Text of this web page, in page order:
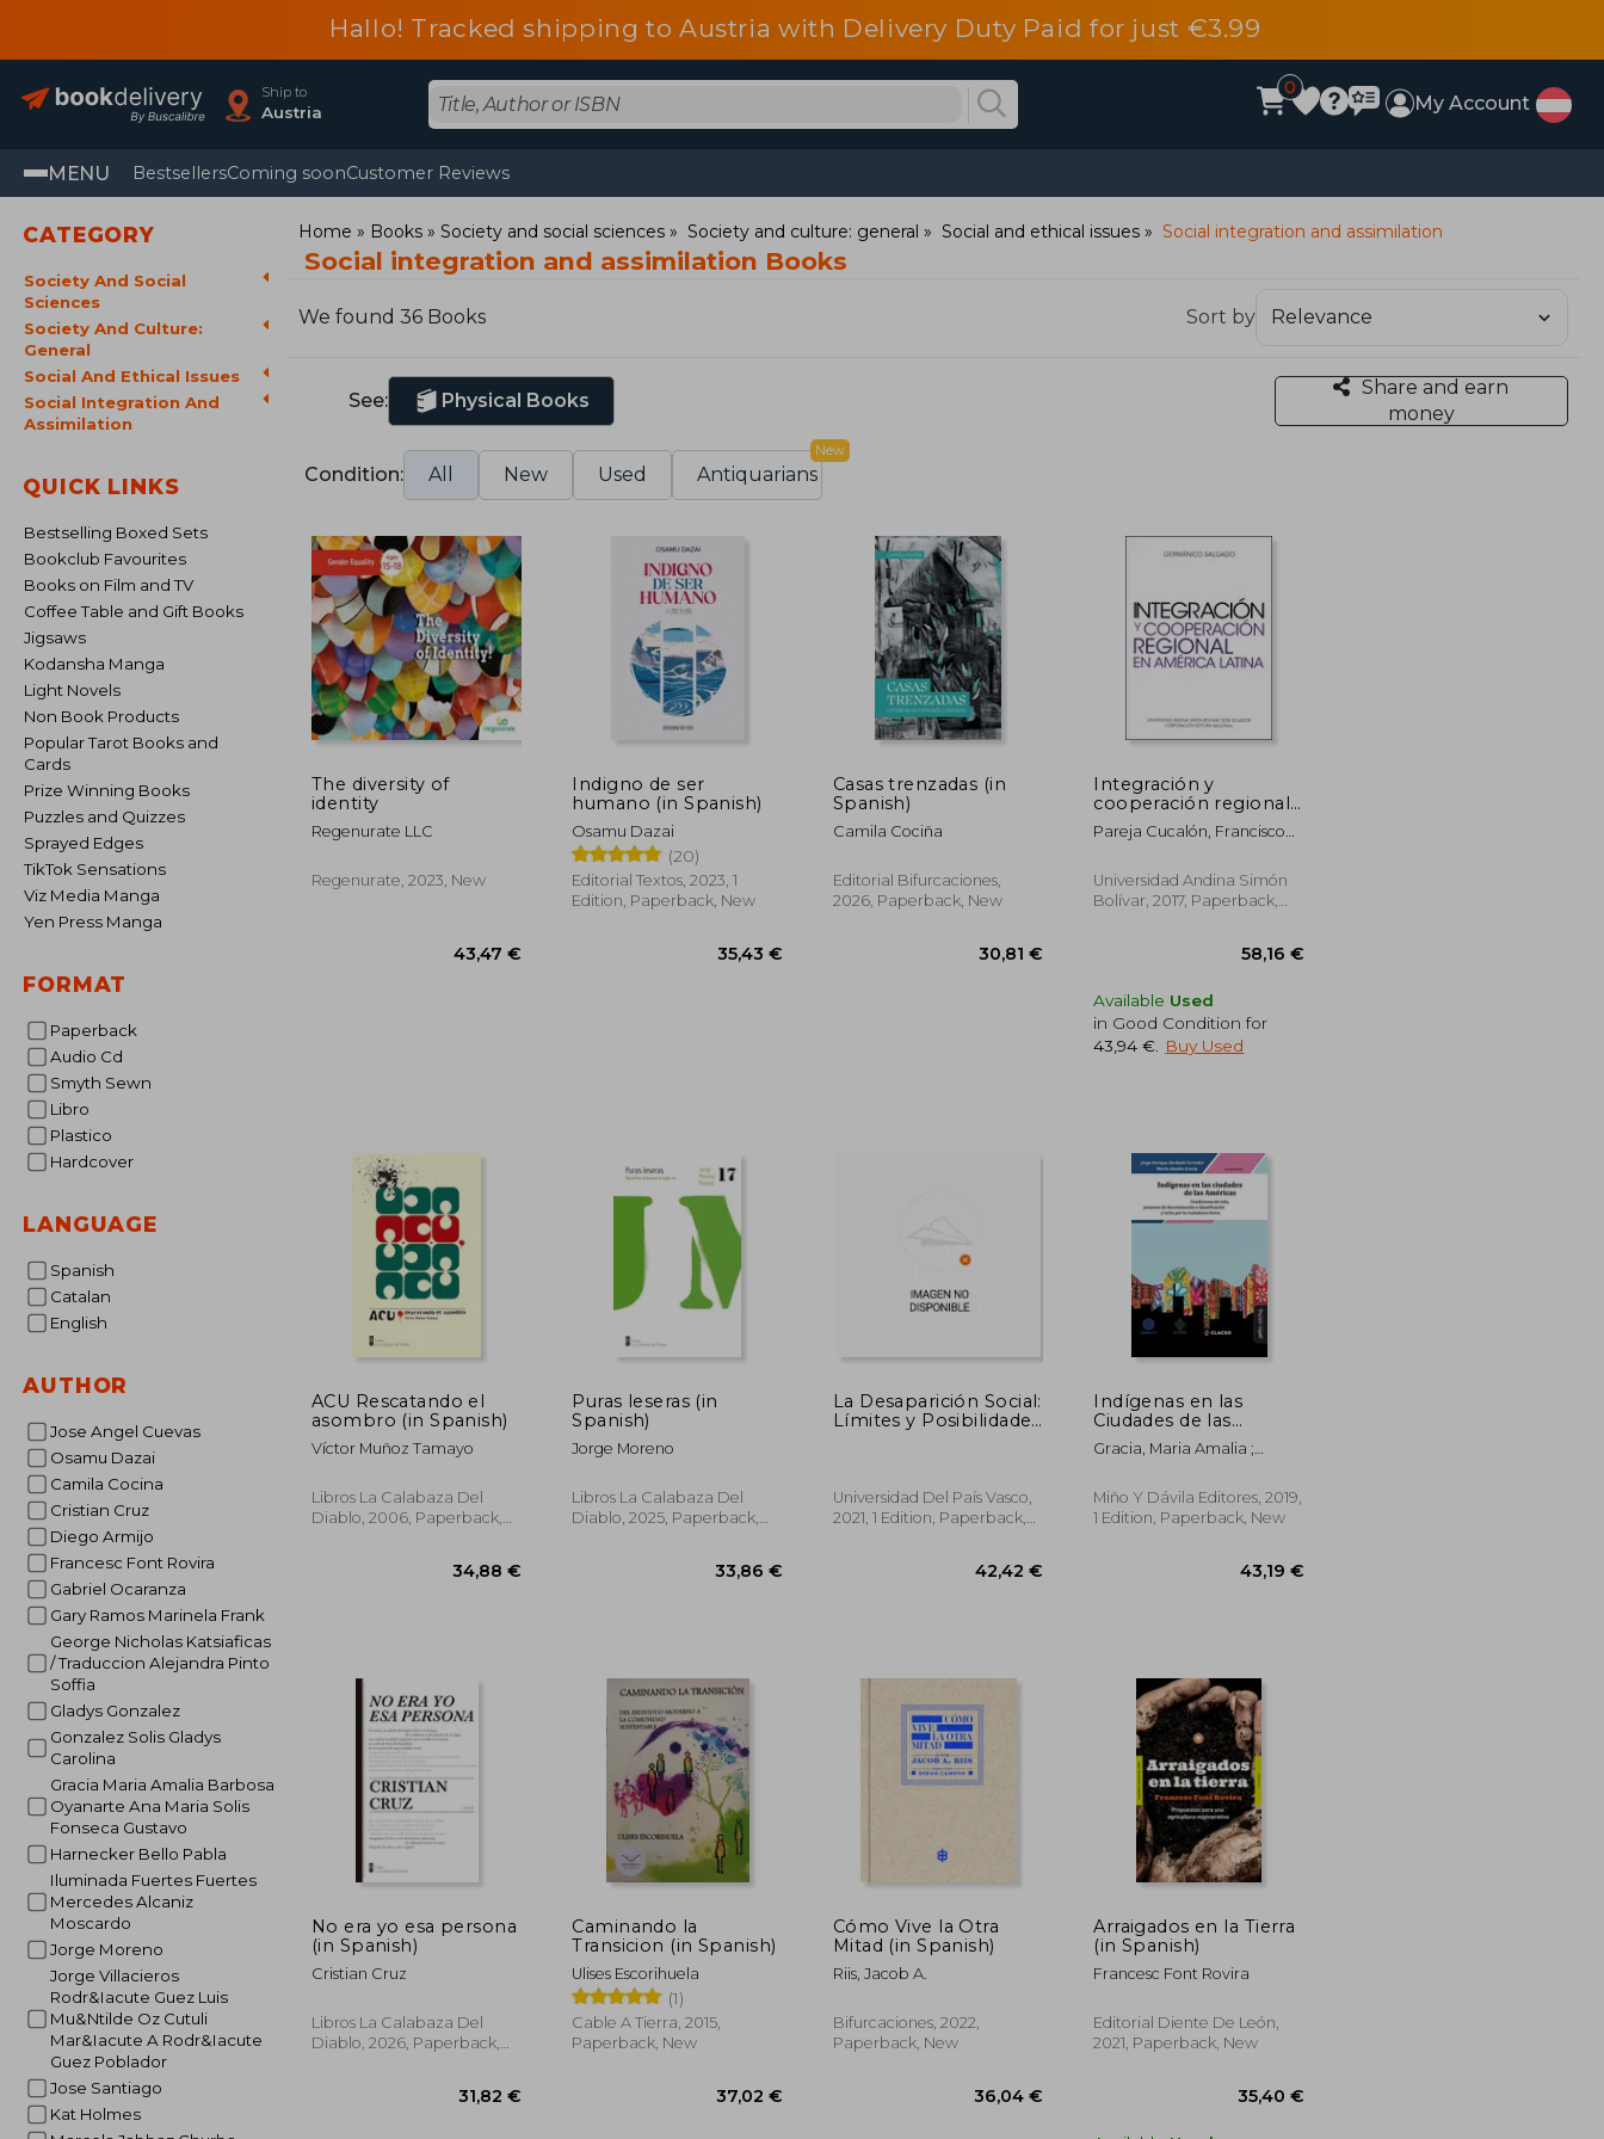
Hallo! Tracked shipping to Austria with Delivery Duty Paid for just €3.99
Ship to
Austria
0
My Account
MENU BestsellersComing soonCustomer Reviews
CATEGORY
Society And Social
Sciences
Society And Culture:
General
Social And Ethical Issues
Social Integration And
Assimilation
QUICK LINKS
Bestselling Boxed Sets
Bookclub Favourites
Books on Film and TV
Coffee Table and Gift Books
Jigsaws
Kodansha Manga
Light Novels
Non Book Products
Popular Tarot Books and
Cards
Prize Winning Books
Puzzles and Quizzes
Sprayed Edges
TikTok Sensations
Viz Media Manga
Yen Press Manga
FORMAT
Paperback
Audio Cd
Smyth Sewn
Libro
Plastico
Hardcover
LANGUAGE
Spanish
Catalan
English
AUTHOR
Jose Angel Cuevas
Osamu Dazai
Camila Cocina
Cristian Cruz
Diego Armijo
Francesc Font Rovira
Gabriel Ocaranza
Gary Ramos Marinela Frank
George Nicholas Katsiaficas
/ Traduccion Alejandra Pinto
Soffia
Gladys Gonzalez
Gonzalez Solis Gladys
Carolina
Gracia Maria Amalia Barbosa
Oyanarte Ana Maria Solis
Fonseca Gustavo
Harnecker Bello Pabla
Iluminada Fuertes Fuertes
Mercedes Alcaniz
Moscardo
Jorge Moreno
Jorge Villacieros
Rodr&Iacute Guez Luis
Mu&Ntilde Oz Cutuli
Mar&Iacute A Rodr&Iacute
Guez Poblador
Jose Santiago
Kat Holmes
Home Books Society and social sciences Society and culture: general Social and ethical issues Social integration and assimilation
Social integration and assimilation Books
We found 36 Books Sort by
See: Physical Books
Share and earn
money
Condition: All New Used Antiquarians
New
The diversity of
identity
Regenurate LLC
Regenurate, 2023, New
Indigno de ser
humano (in Spanish)
Osamu Dazai
(20)
Editorial Textos, 2023, 1
Edition, Paperback, New
Casas trenzadas (in
Spanish)
Camila Cociña
Editorial Bifurcaciones,
2026, Paperback, New
30,81 €
Integración y
cooperación regional
en América Latina (in
Spanish)
Pareja Cucalón, Francisco
Universidad Andina Simón
Bolívar, 2017, Paperback,
Available Used
in Good Condition for
43,94 €
Buy Used
ACU Rescatando el
asombro (in Spanish)
Víctor Muñoz Tamayo
Libros La Calabaza Del
Diablo, 2006, Paperback,
Puras leseras (in
Spanish)
Jorge Moreno
Libros La Calabaza Del
Diablo, 2025, Paperback,
La Desaparición Social:
Límites y Posibilidades
(Zabalduz) (in Spanish)
Universidad Del País Vasco,
2021, 1 Edition, Paperback,
42,42 €
Indígenas en las
Ciudades de las
Américas * (in Spanish)
Gracia, Maria Amalia ;
Maria ; Solis Fonseca,
Gustavo
Miño Y Dávila Editores, 2019,
1 Edition, Paperback, New
No era yo esa persona
(in Spanish)
Cristian Cruz
Libros La Calabaza Del
Diablo, 2026, Paperback,
Caminando la
Transicion (in Spanish)
Ulises Escorihuela
(1)
Cable A Tierra, 2015,
Paperback, New
Cómo Vive la Otra
Mitad (in Spanish)
Riis, Jacob A.
Bifurcaciones, 2022,
Paperback, New
Arraigados en la Tierra
(in Spanish)
Francesc Font Rovira
Editorial Diente De León,
2021, Paperback, New